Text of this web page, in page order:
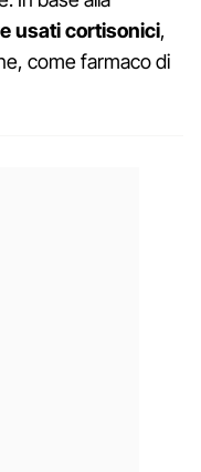
usati cortisonici,
come farmaco di